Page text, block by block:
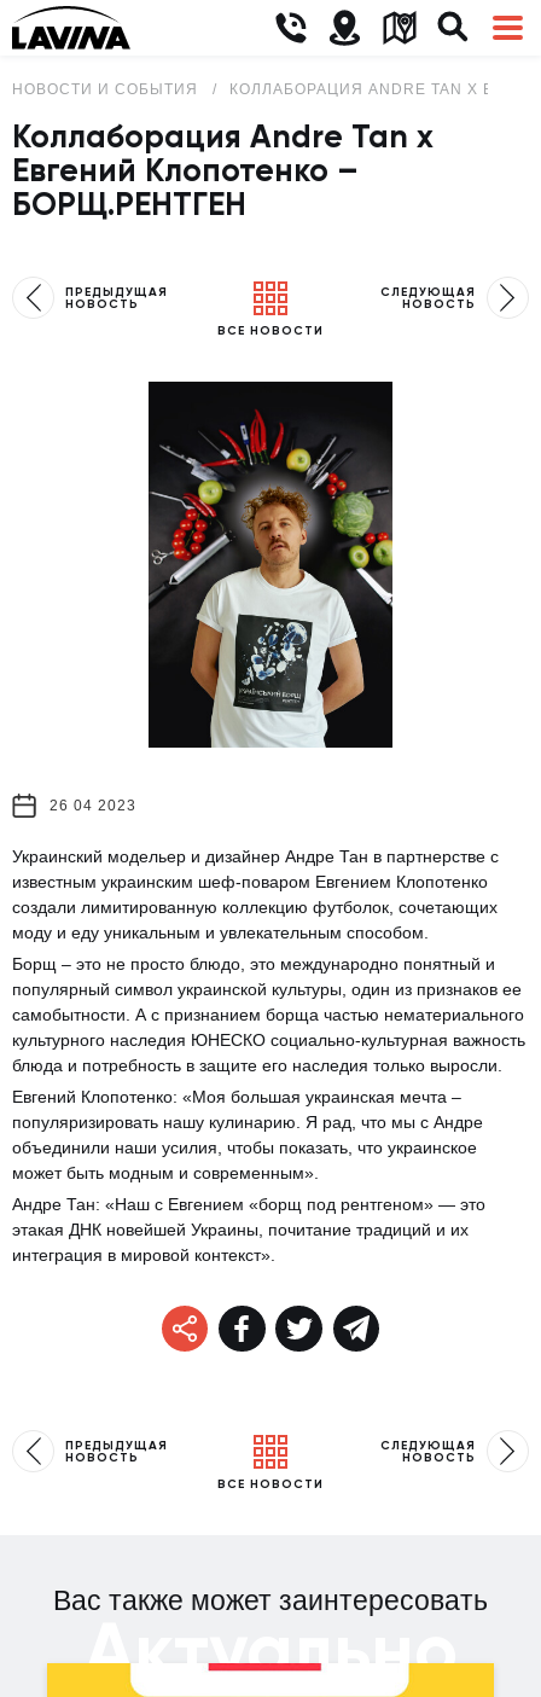
НОВОСТИ И СОБЫТИЯ КОЛЛАБОРАЦИЯ ANDRE TAN Х
Коллаборация Andre Tan х
Евгений Клопотенко –
БОРЩ.РЕНТГЕН
ПРЕДЫДУЩАЯ
НОВОСТЬ
ВСЕ НОВОСТИ
СЛЕДУЮЩАЯ
НОВОСТЬ
26 04 2023
Украинский модельер и дизайнер Андре Тан в партнерстве с
известным украинским шеф-поваром Евгением Клопотенко
создали лимитированную коллекцию футболок, сочетающих
моду и еду уникальным и увлекательным способом.
Борщ – это не просто блюдо, это международно понятный и
популярный символ украинской культуры, один из признаков ее
самобытности. А с признанием борща частью нематериального
культурного наследия ЮНЕСКО социально-культурная важность
блюда и потребность в защите его наследия только выросли.
Евгений Клопотенко: «Моя большая украинская мечта –
популяризировать нашу кулинарию. Я рад, что мы с Андре
объединили наши усилия, чтобы показать, что украинское
может быть модным и современным».
Андре Тан: «Наш с Евгением «борщ под рентгеном» — это
этакая ДНК новейшей Украины, почитание традиций и их
интеграция в мировой контекст».
ПРЕДЫДУЩАЯ
НОВОСТЬ
ВСЕ НОВОСТИ
СЛЕДУЮЩАЯ
НОВОСТЬ
Вас также может заинтересовать
Актуально